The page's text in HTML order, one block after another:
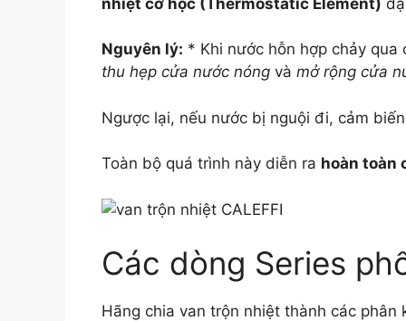
Nguyên lý: * Khi nước hỗn hợp chảy
thu hẹp cửa nước nóng và mở rộng cửa
Ngược lại, nếu nước bị nguội đi, cảm
Toàn bộ quá trình này diễn ra hoàn toàn
Các dòng Series
Hãng chia van trộn nhiệt thành các